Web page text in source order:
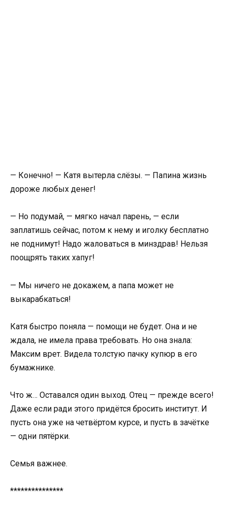
— Конечно! — Катя вытерла слёзы. — Папина жизнь
дороже любых денег!
— Но подумай, — мягко начал парень, — если
заплатишь сейчас, потом к нему и иголку бесплатно
не поднимут! Надо жаловаться в минздрав! Нельзя
поощрять таких хапуг!
— Мы ничего не докажем, а папа может не
выкарабкаться!
Катя быстро поняла — помощи не будет. Она и не
ждала, не имела права требовать. Но она знала:
Максим врет. Видела толстую пачку купюр в его
бумажнике.
Что ж… Оставался один выход. Отец — прежде всего!
Даже если ради этого придётся бросить институт. И
пусть она уже на четвёртом курсе, и пусть в зачётке
— одни пятёрки.
Семья важнее.
***************